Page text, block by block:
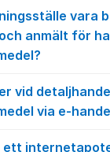
vara
anmält för
vid
via e-
ett